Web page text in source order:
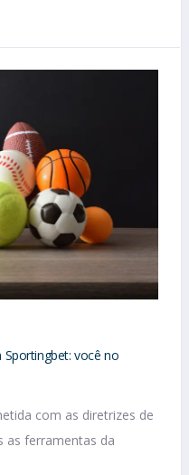
Sportingbet: você no
com as diretrizes de
as ferramentas da